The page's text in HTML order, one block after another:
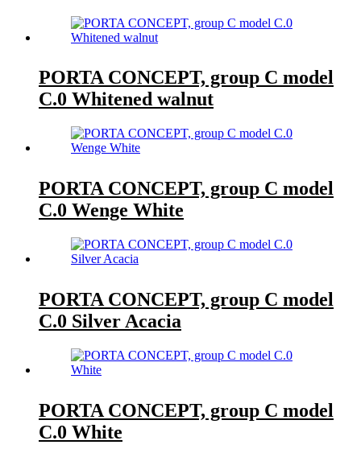
PORTA CONCEPT, group C model
C.0 Whitened walnut
PORTA CONCEPT, group C model
C.0 Wenge White
PORTA CONCEPT, group C model
C.0 Silver Acacia
PORTA CONCEPT, group C model
C.0 White